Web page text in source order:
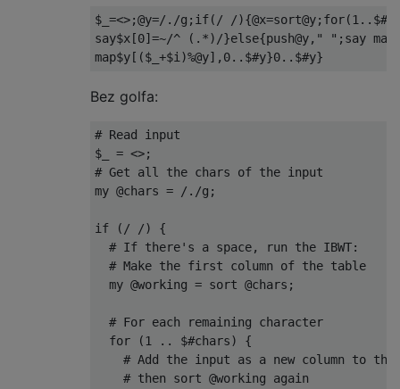
$_=<>;@y=/./g;if(/ /
say$x[0]=~/^ (.*)/}else{push@y," ";say
Bez golfa:
# Read input
$_ = <>;
# Get all the chars of the input
my @chars = /./g;
if (/ /) {
  # If there's a space, run the IBWT:
  # Make the first column of the table
  my @working = sort @chars;
  # For each remaining character
  for (1 .. $#chars) {
# Add the input as a new column to the
    # then sort @working again